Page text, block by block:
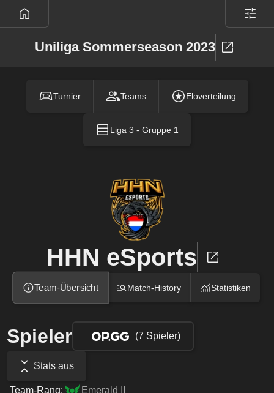
Uniliga Sommerseason 2023
Turnier Teams Eloverteilung
Liga 3 - Gruppe 1
HHN eSports
Team-Übersicht Match-History Statistiken
Spieler (7 Spieler)
Stats aus
Team-Rang: Emerald II